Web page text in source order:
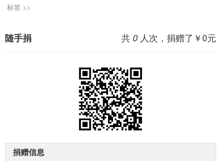
标签 >>
共 0 人次，捐赠了￥0元
随手捐
捐赠信息